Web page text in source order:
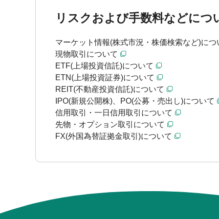
リスクおよび手数料などにつ
マーケット情報(株式市況・株価検索など)につ
現物取引について
ETF(上場投資信託)について
ETN(上場投資証券)について
REIT(不動産投資信託)について
IPO(新規公開株)、PO(公募・売出し)について
信用取引・一日信用取引について
先物・オプション取引について
FX(外国為替証拠金取引)について